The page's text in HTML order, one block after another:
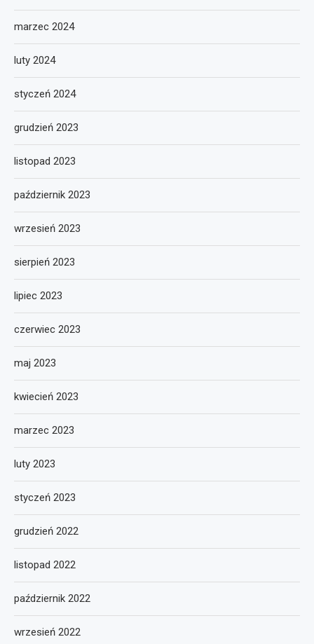
marzec 2024
luty 2024
styczeń 2024
grudzień 2023
listopad 2023
październik 2023
wrzesień 2023
sierpień 2023
lipiec 2023
czerwiec 2023
maj 2023
kwiecień 2023
marzec 2023
luty 2023
styczeń 2023
grudzień 2022
listopad 2022
październik 2022
wrzesień 2022